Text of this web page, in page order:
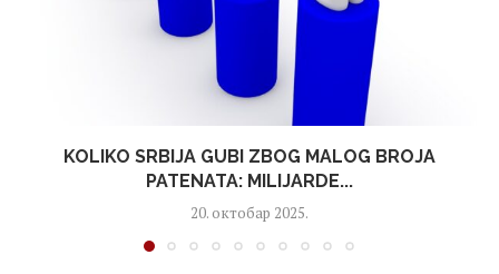
KOLIKO SRBIJA GUBI ZBOG MALOG BROJA
PATENATA: MILIJARDE...
20. октобар 2025.